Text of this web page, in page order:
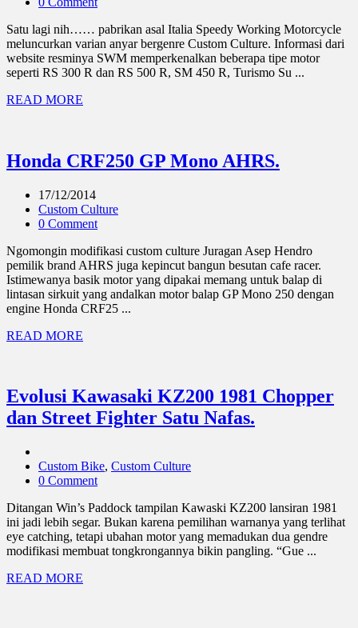
Satu lagi nih…… pabrikan asal Italia Speedy Working Motorcycle
meluncurkan varian anyar bergenre Custom Culture. Informasi dari
website resminya SWM memperkenalkan beberapa tipe motor
seperti RS 300 R dan RS 500 R, SM 450 R, Turismo Su ...
READ MORE
Honda CRF250 GP Mono AHRS.
17/12/2014
Custom Culture
0 Comment
Ngomongin modifikasi custom culture Juragan Asep Hendro
pemilik brand AHRS juga kepincut bangun besutan cafe racer.
Istimewanya basik motor yang dipakai memang untuk balap di
lintasan sirkuit yang andalkan motor balap GP Mono 250 dengan
engine Honda CRF25 ...
READ MORE
Evolusi Kawasaki KZ200 1981 Chopper
dan Street Fighter Satu Nafas.
Custom Bike, Custom Culture
0 Comment
Ditangan Win’s Paddock tampilan Kawaski KZ200 lansiran 1981
ini jadi lebih segar. Bukan karena pemilihan warnanya yang terlihat
eye catching, tetapi ubahan motor yang memadukan dua gendre
modifikasi membuat tongkrongannya bikin pangling. “Gue ...
READ MORE